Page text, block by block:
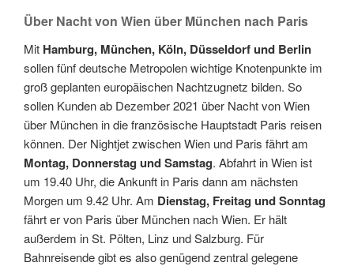
Über Nacht von Wien über München nach Paris
Mit Hamburg, München, Köln, Düsseldorf und Berlin
sollen fünf deutsche Metropolen wichtige Knotenpunkte im
groß geplanten europäischen Nachtzugnetz bilden. So
sollen Kunden ab Dezember 2021 über Nacht von Wien
über München in die französische Hauptstadt Paris reisen
können. Der Nightjet zwischen Wien und Paris fährt am
Montag, Donnerstag und Samstag. Abfahrt in Wien ist
um 19.40 Uhr, die Ankunft in Paris dann am nächsten
Morgen um 9.42 Uhr. Am Dienstag, Freitag und Sonntag
fährt er von Paris über München nach Wien. Er hält
außerdem in St. Pölten, Linz und Salzburg. Für
Bahnreisende gibt es also genügend zentral gelegene